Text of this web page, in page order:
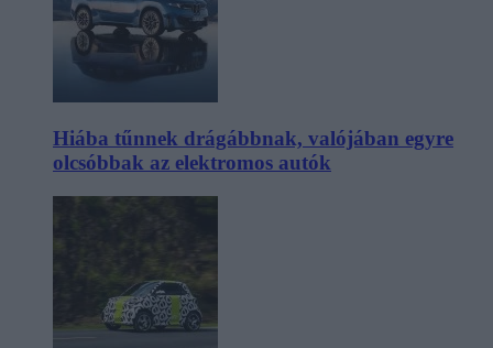
Hiába tűnnek drágábbnak, valójában egyre
olcsóbbak az elektromos autók